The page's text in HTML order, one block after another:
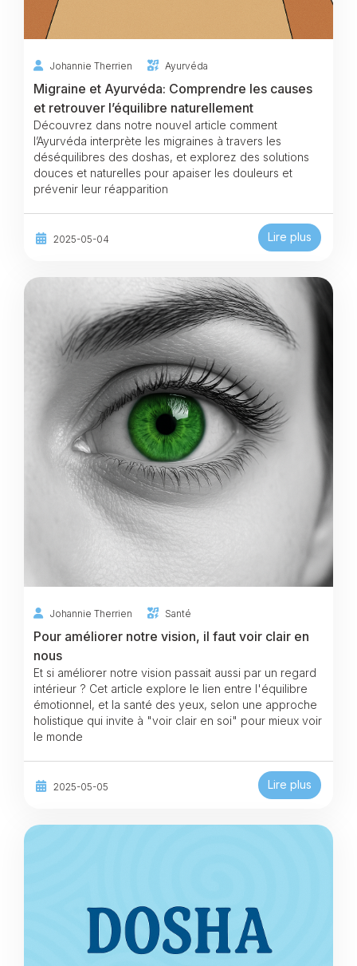
Johannie Therrien Ayurvéda
Migraine et Ayurvéda: Comprendre les causes
et retrouver l’équilibre naturellement
Découvrez dans notre nouvel article comment
l’Ayurvéda interprète les migraines à travers les
déséquilibres des doshas, et explorez des solutions
douces et naturelles pour apaiser les douleurs et
prévenir leur réapparition
2025-05-04 Lire plus
Johannie Therrien Santé
Pour améliorer notre vision, il faut voir clair en
nous
Et si améliorer notre vision passait aussi par un regard
intérieur ? Cet article explore le lien entre l'équilibre
émotionnel, et la santé des yeux, selon une approche
holistique qui invite à "voir clair en soi" pour mieux voir
le monde
2025-05-05 Lire plus